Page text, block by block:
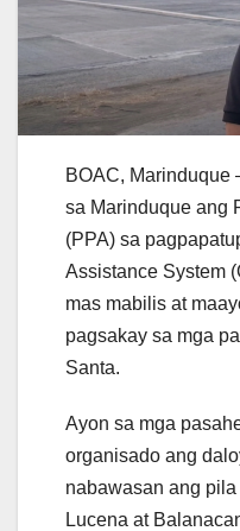
BOAC,
sa Marinduque ang
(PPA) sa
Assistance System
mas mabilis at
pagsakay sa mga
Santa.
Ayon sa mga
organisado ang
nabawasan ang
Lucena at